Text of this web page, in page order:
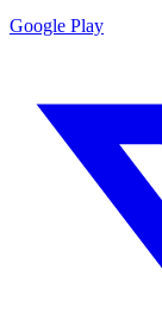
Google Play